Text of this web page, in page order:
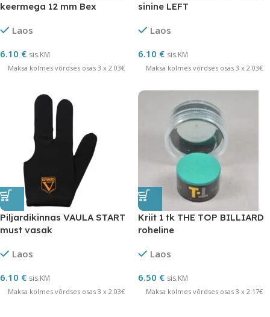
keermega 12 mm Bex
Laos
6.10 € sis.KM
Maksa kolmes võrdses osas 3 x 2.03€
sinine LEFT
Laos
6.10 € sis.KM
Maksa kolmes võrdses osas 3 x 2.03€
Piljardikinnas VAULA START
must vasak
Laos
6.10 € sis.KM
Maksa kolmes võrdses osas 3 x 2.03€
Kriit 1 tk THE TOP BILLIARD
roheline
Laos
6.50 € sis.KM
Maksa kolmes võrdses osas 3 x 2.17€